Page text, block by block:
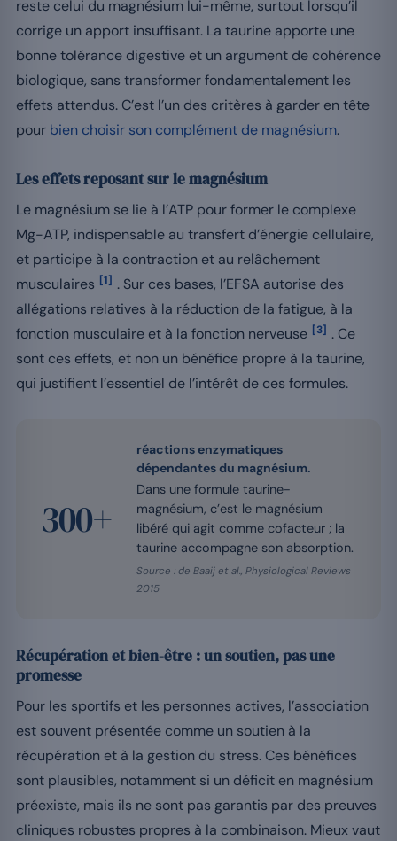
reste celui du magnésium lui-même, surtout lorsqu’il
corrige un apport insuffisant. La taurine apporte une
bonne tolérance digestive et un argument de cohérence
biologique, sans transformer fondamentalement les
effets attendus. C’est l’un des critères à garder en tête
pour bien choisir son complément de magnésium.
Les effets reposant sur le magnésium
Le magnésium se lie à l’ATP pour former le complexe
Mg-ATP, indispensable au transfert d’énergie cellulaire,
et participe à la contraction et au relâchement
musculaires [1] . Sur ces bases, l’EFSA autorise des
allégations relatives à la réduction de la fatigue, à la
fonction musculaire et à la fonction nerveuse [3] . Ce
sont ces effets, et non un bénéfice propre à la taurine,
qui justifient l’essentiel de l’intérêt de ces formules.
300+
réactions enzymatiques
dépendantes du magnésium.
Dans une formule taurine-
magnésium, c’est le magnésium
libéré qui agit comme cofacteur ; la
taurine accompagne son absorption.
Source : de Baaij et al., Physiological Reviews
2015
Récupération et bien-être : un soutien, pas une
promesse
Pour les sportifs et les personnes actives, l’association
est souvent présentée comme un soutien à la
récupération et à la gestion du stress. Ces bénéfices
sont plausibles, notamment si un déficit en magnésium
préexiste, mais ils ne sont pas garantis par des preuves
cliniques robustes propres à la combinaison. Mieux vaut